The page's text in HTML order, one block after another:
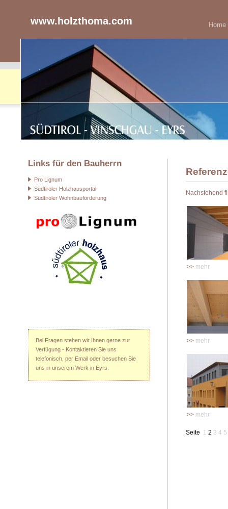
www.holzthoma.com Home
Links für den Bauherrn
Pro Lignum
Südtiroler Holzhausportal
Südtiroler Wohnbauförderung
Bei Fragen stehen wir Ihnen gerne zur
Verfügung - Kontaktieren Sie uns
telefonisch, per Email oder besuchen Sie
uns in unserem Werk in Eyrs.
Nachstehend
>> mehr
>> mehr
>> mehr
Seite 1 2 3 4 5